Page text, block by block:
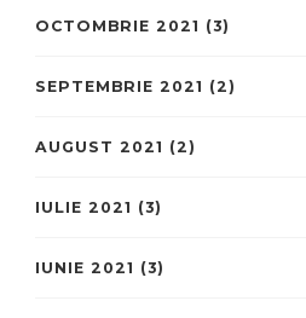
OCTOMBRIE 2021 (3)
SEPTEMBRIE 2021 (2)
AUGUST 2021 (2)
IULIE 2021 (3)
IUNIE 2021 (3)